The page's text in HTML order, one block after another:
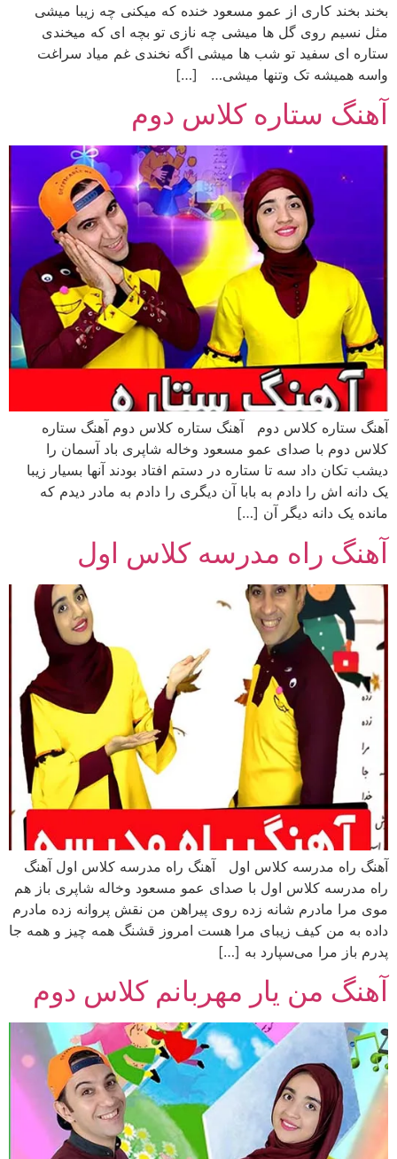
بخند بخند کاری از عمو مسعود خنده که میکنی چه زیبا میشی
مثل نسیم روی گل ها میشی چه نازی تو بچه ای که میخندی
ستاره ای سفید تو شب ها میشی اگه نخندی غم میاد سراغت
واسه همیشه تک وتنها میشی… […]
آهنگ ستاره کلاس دوم
آهنگ ستاره کلاس دوم آهنگ ستاره کلاس دوم آهنگ ستاره
کلاس دوم با صدای عمو مسعود وخاله شاپری باد آسمان را
دیشب تکان داد سه تا ستاره در دستم افتاد بودند آنها بسیار زیبا
یک دانه اش را دادم به بابا آن دیگری را دادم به مادر دیدم که
مانده یک دانه دیگر آن […]
آهنگ راه مدرسه کلاس اول
آهنگ راه مدرسه کلاس اول آهنگ راه مدرسه کلاس اول آهنگ
راه مدرسه کلاس اول با صدای عمو مسعود وخاله شاپری باز هم
موی مرا مادرم شانه زده روی پیراهن من نقش پروانه زده مادرم
داده به من کیف زیبای مرا هست امروز قشنگ همه چیز و همه جا
پدرم باز مرا می‌سپارد به […]
آهنگ من یار مهربانم کلاس دوم